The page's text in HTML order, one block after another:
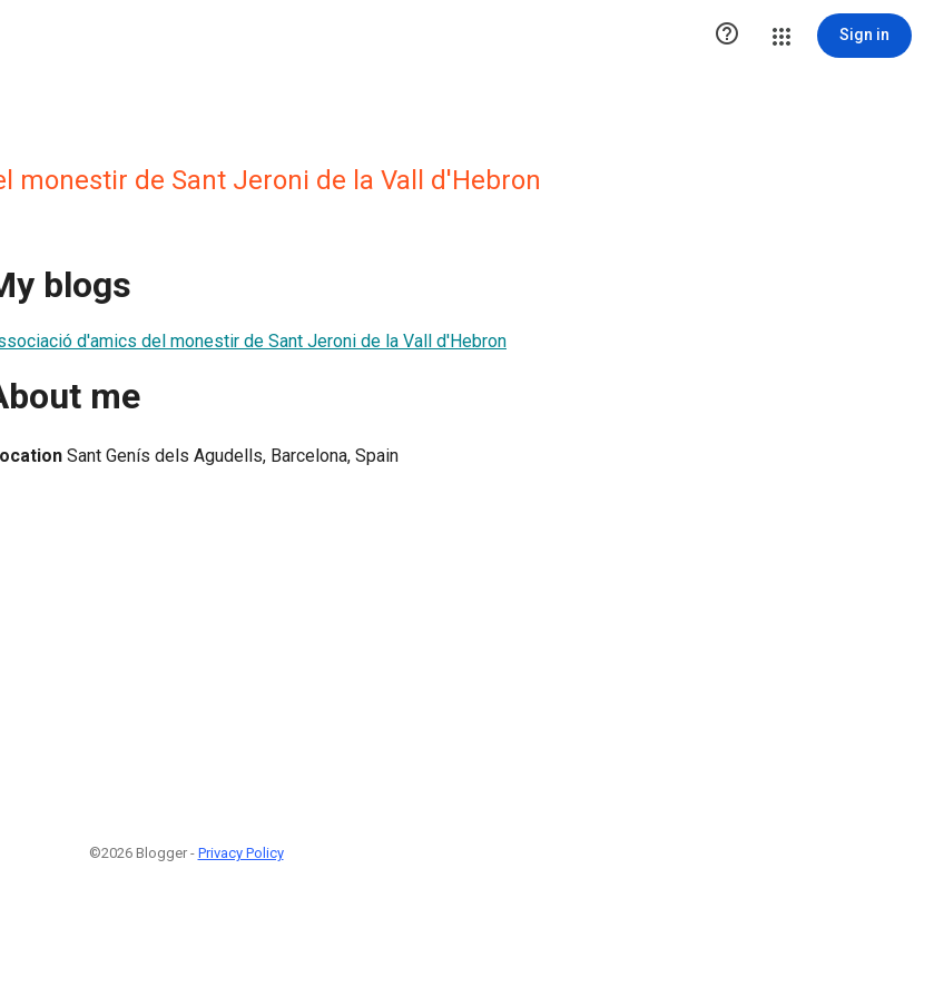
 Sign in
monestir de Sant Jeroni de la Vall d'Hebron
blogs
d'amics del monestir de Sant Jeroni de la Vall d'Hebron
me
Sant Genís dels Agudells, Barcelona, Spain
©2026 Blogger - Privacy Policy